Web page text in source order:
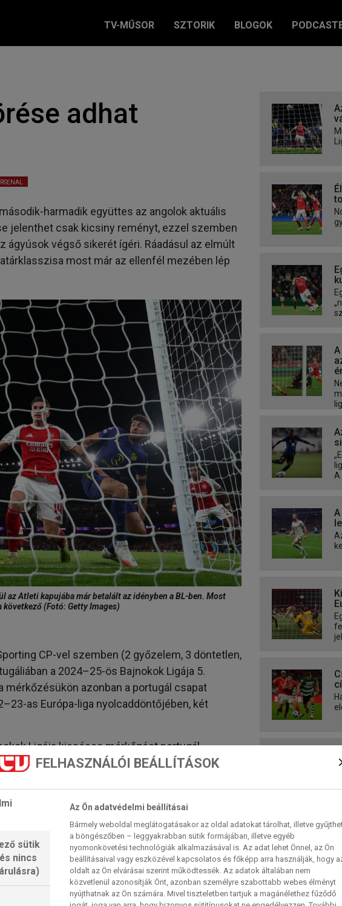
TV-MŰSOR SZTORIK BLOGOK
adhat
harmadik együttes az angolok aktuális
jelenthet csak kicsiny reményt, ezzel szemben
ágyúsok végső sikerét ígéri. Ráadásul az elmúlt
most már az ellenfél mezében lép
az Atleti kapujába már betalált az idényben a BL-ben. Most
(Fotó: Getty Images)
CP-vel szemben (2 győzelem, 3 döntetlen,
a 2024–25-ös Bajnokok Ligája 5.
mérkőzésükön azonban a portugál csapat
as Európa-liga nyolcaddöntőjében, két
Ligája kieséses mérkőzést portugál
és az elmúlt kilenc BEK-/BL-
mérkőzéséből csak kettőt nyert meg angol klub
UEFA-kettős mérkőzésükből kilencet
vereségüket az egyetlen BEK-/Bajnokok
s összesítéssel veszítettek a Manchester
célja, hogy ő legyen az első portugál klub,
a 2004-es Porto óta (4–2-es
azóta kilenc egymást követő negyeddöntőt
A
FELHASZNÁLÓI BEÁLLÍTÁSOK
sütik
nincs
Az Ön adatvédelmi beállításai
Bármely weboldal meglátogatásakor az oldal adatokat tárolhat, illetve
a böngészőben – leggyakrabban sütik formájában, illetve egyéb
nyomonkövetési technológiák alkalmazásával is. Az adat lehet Önnel, az Ön
beállításaival vagy eszközével kapcsolatos és főképp arra használják, hogy
oldalt az Ön elvárásai szerint működtessék. Az adatok általában nem
közvetlenül azonosítják Önt, azonban személyre szabottabb webes élményt
nyújthatnak az Ön számára. Mivel tiszteletben tartjuk a magánélethez fűződő